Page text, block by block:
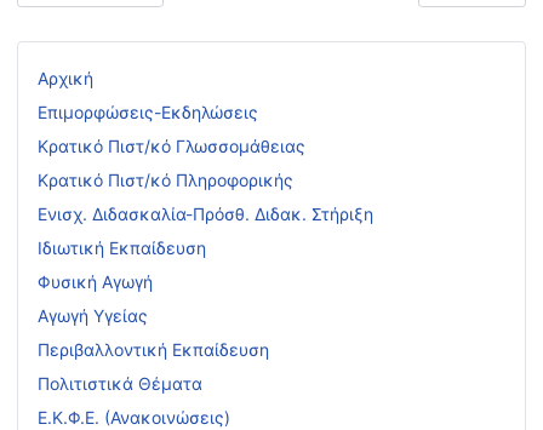
Αρχική
Επιμορφώσεις-Εκδηλώσεις
Κρατικό Πιστ/κό Γλωσσομάθειας
Κρατικό Πιστ/κό Πληροφορικής
Ενισχ. Διδασκαλία-Πρόσθ. Διδακ. Στήριξη
Ιδιωτική Εκπαίδευση
Φυσική Αγωγή
Αγωγή Υγείας
Περιβαλλοντική Εκπαίδευση
Πολιτιστικά Θέματα
Ε.Κ.Φ.Ε. (Ανακοινώσεις)